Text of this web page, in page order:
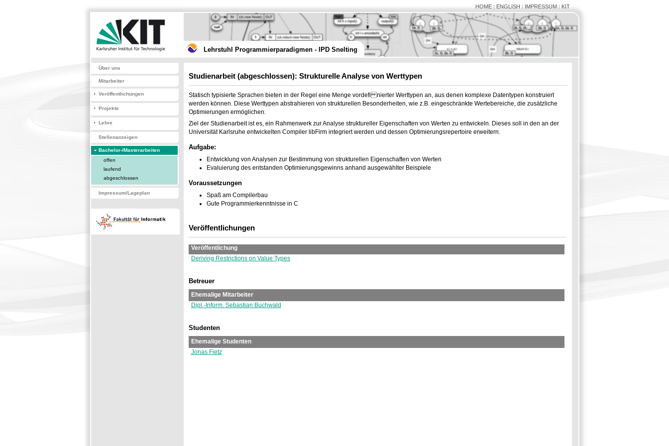
HOME| ENGLISH | IMPRESSUM| KIT
Lehrstuhl Programmierparadigmen - IPD Snelting
Über uns
Mitarbeiter
Veröffentlichungen
Projekte
Lehre
Stellenanzeigen
Bachelor-/Masterarbeiten
offen
laufend
abgeschlossen
Impressum/Lageplan
Studienarbeit (abgeschlossen): Strukturelle Analyse von Werttypen
Statisch typisierte Sprachen bieten in der Regel eine Menge vordefi nierter Werttypen an, aus denen komplexe Datentypen konstruiert
werden können. Diese Werttypen abstrahieren von strukturellen Besonderheiten, wie z.B. eingeschränkte Wertebereiche, die zusätzliche
Optimierungen ermöglichen.
Ziel der Studienarbeit ist es, ein Rahmenwerk zur Analyse struktureller Eigenschaften von Werten zu entwickeln. Dieses soll in den an der
Universität Karlsruhe entwickelten Compiler libFirm integriert werden und dessen Optimierungsrepertoire erweitern.
Aufgabe:
Entwicklung von Analysen zur Bestimmung von strukturellen Eigenschaften von Werten
Evaluierung des entstanden Optimierungsgewinns anhand ausgewählter Beispiele
Voraussetzungen
Spaß am Compilerbau
Gute Programmierkenntnisse in C
Veröffentlichungen
Veröffentlichung
Deriving Restrictions on Value Types
Betreuer
Ehemalige Mitarbeiter
Dipl.-Inform. Sebastian Buchwald
Studenten
Ehemalige Studenten
Jonas Fietz